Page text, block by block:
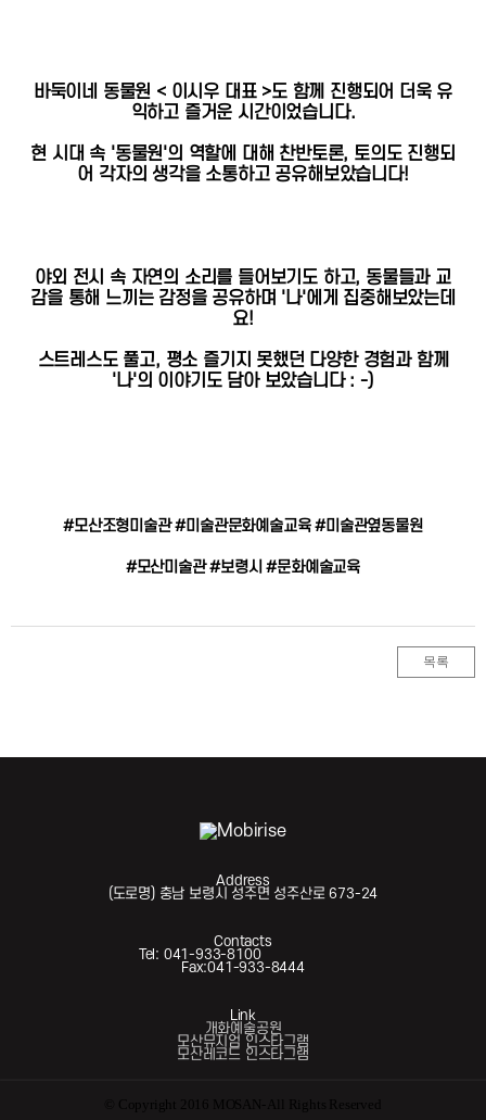
바둑이네 동물원 < 이시우 대표 >도 함께 진행되어 더욱 유
익하고 즐거운 시간이었습니다.
현 시대 속 '동물원'의 역할에 대해 찬반토론, 토의도 진행되
어 각자의 생각을 소통하고 공유해보았습니다!
야외 전시 속 자연의 소리를 들어보기도 하고, 동물들과 교
감을 통해 느끼는 감정을 공유하며 '나'에게 집중해보았는데
요!
스트레스도 풀고, 평소 즐기지 못했던 다양한 경험과 함께
'나'의 이야기도 담아 보았습니다 : -)
#모산조형미술관 #미술관문화예술교육 #미술관옆동물원
#모산미술관 #보령시 #문화예술교육
목록
Address
(도로명) 충남 보령시 성주면 성주산로 673-24
Contacts
Tel: 041-933-8100
Fax:041-933-8444
Link
개화예술공원
모산뮤지엄 인스타그램
모산레코드 인스타그램
© Copyright 2016 MOSAN- All Rights Reserved